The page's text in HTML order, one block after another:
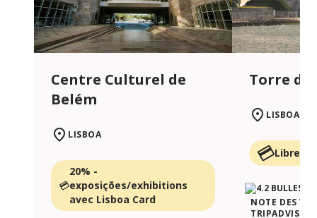
Centre Culturel de
Belém
LISBOA
20% -
exposições/exhibitions
avec Lisboa Card
Torre de
LISBOA
Libre
NOTE DES
TRIPADVISOR